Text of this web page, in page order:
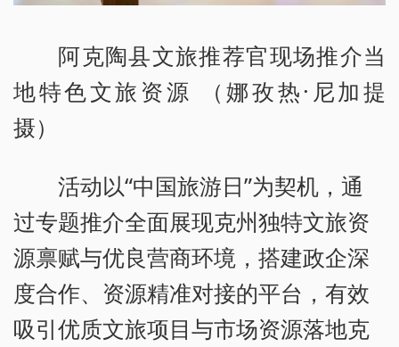
阿克陶县文旅推荐官现场推介当
地特色文旅资源 （娜孜热·尼加提
摄）
活动以“中国旅游日”为契机，通
过专题推介全面展现克州独特文旅资
源禀赋与优良营商环境，搭建政企深
度合作、资源精准对接的平台，有效
吸引优质文旅项目与市场资源落地克